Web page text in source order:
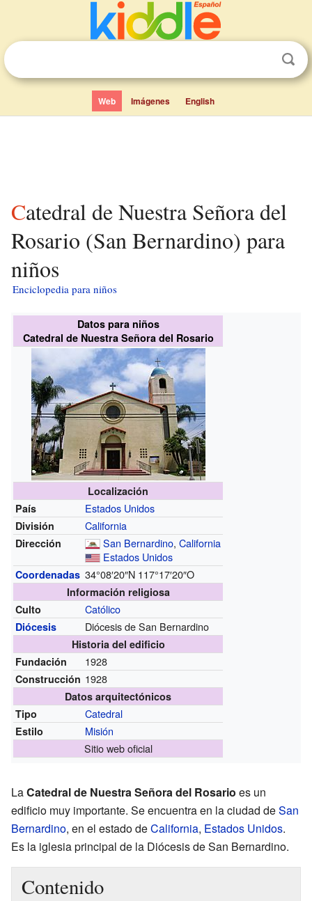
Web Imágenes English
Catedral de Nuestra Señora del
Rosario (San Bernardino) para
niños
Enciclopedia para niños
Datos para niños
Catedral de Nuestra Señora del Rosario
Localización
País
Estados Unidos
División California
Dirección San Bernardino,California
Estados Unidos
Coordenadas 34°08′20″N 117°17′20″O
Información religiosa
Culto
Católico
Diócesis Diócesis de San Bernardino
Historia del edificio
Fundación
1928
Construcción 1928
Datos arquitectónicos
Tipo
Catedral
Estilo
Misión
Sitio web oficial
LaCatedral de Nuestra Señora del Rosario es un
edificio muy importante. Se encuentra en la ciudad deSan
Bernardino, en el estado deCalifornia, Estados Unidos.
Es la iglesia principal de la Diócesis de San Bernardino.
Contenido